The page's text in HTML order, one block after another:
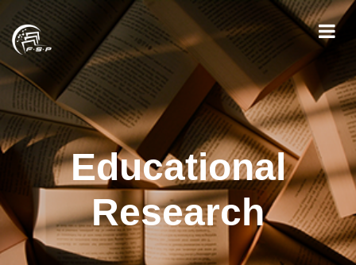
Educational
Research